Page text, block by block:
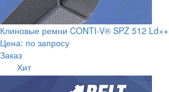
Клиновые ремни CONTI-V® SPZ 512 Ld++
Цена: по запросу
Заказ
Хит